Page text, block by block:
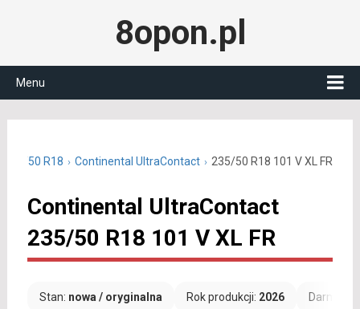
8opon.pl
Menu
235/50 R18 Continental UltraContact 235/50 R18 101 V XL FR
Continental UltraContact
235/50 R18 101 V XL FR
Stan: nowa / oryginalna Rok produkcji: 2026